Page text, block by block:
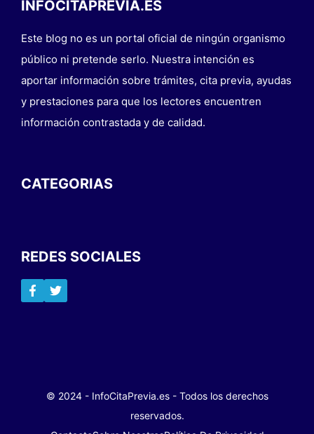
INFOCITAPREVIA.ES
Este blog no es un portal oficial de ningún organismo
público ni pretende serlo. Nuestra intención es
aportar información sobre trámites, cita previa, ayudas
y prestaciones para que los lectores encuentren
información contrastada y de calidad.
CATEGORIAS
REDES SOCIALES
© 2024 - InfoCitaPrevia.es - Todos los derechos
reservados.